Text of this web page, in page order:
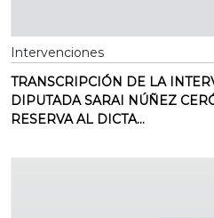
Intervenciones
TRANSCRIPCIÓN DE LA
DIPUTADA SARAI NÚÑEZ
RESERVA AL DICTA...